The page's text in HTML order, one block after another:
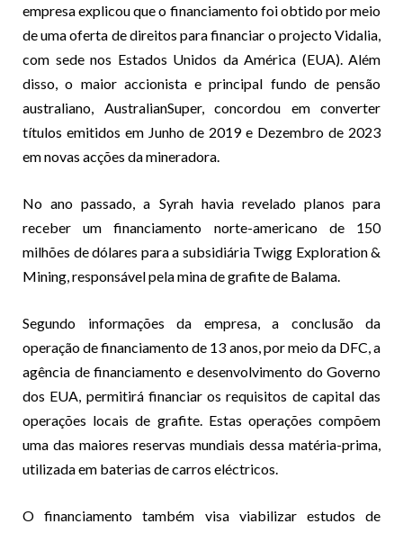
empresa explicou que o financiamento foi obtido por meio
de uma oferta de direitos para financiar o projecto Vidalia,
com sede nos Estados Unidos da América (EUA). Além
disso, o maior accionista e principal fundo de pensão
australiano, AustralianSuper, concordou em converter
títulos emitidos em Junho de 2019 e Dezembro de 2023
em novas acções da mineradora.
No ano passado, a Syrah havia revelado planos para
receber um financiamento norte-americano de 150
milhões de dólares para a subsidiária Twigg Exploration &
Mining, responsável pela mina de grafite de Balama.
Segundo informações da empresa, a conclusão da
operação de financiamento de 13 anos, por meio da DFC, a
agência de financiamento e desenvolvimento do Governo
dos EUA, permitirá financiar os requisitos de capital das
operações locais de grafite. Estas operações compõem
uma das maiores reservas mundiais dessa matéria-prima,
utilizada em baterias de carros eléctricos.
O financiamento também visa viabilizar estudos de